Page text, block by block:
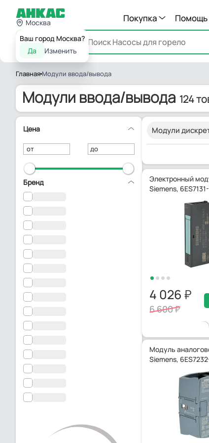
Москва
Ваш город Москва?
Да
Изменить
Покупка Помощь
Каталог
Главная Модули ввода/вывода
Модули ввода/вывода 124
Цена
от до
Бренд
Модули
Электронный
Siemens,
4 026
6 600
Модуль
Siemens,